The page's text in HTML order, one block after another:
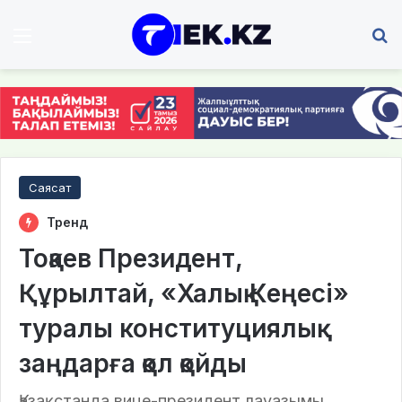
Саясат
Тренд
Тоқаев Президент,
Құрылтай, «Халық Кеңесі»
туралы конституциялық
заңдарға қол қойды